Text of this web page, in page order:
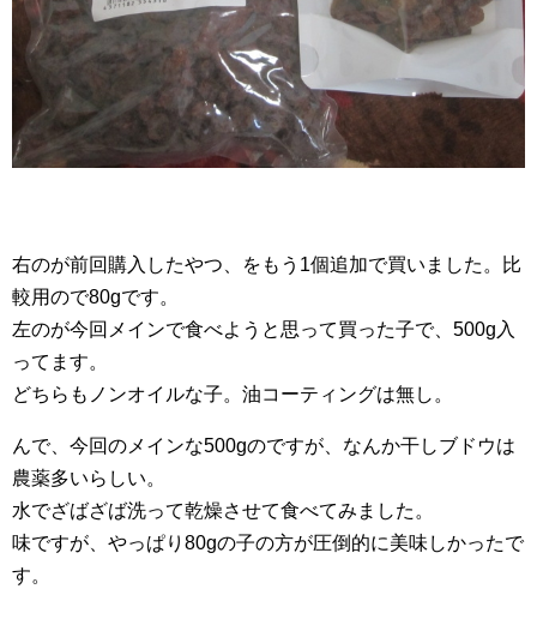
右のが前回購入したやつ、をもう1個追加で買いました。比
較用ので80gです。
左のが今回メインで食べようと思って買った子で、500g入
ってます。
どちらもノンオイルな子。油コーティングは無し。
んで、今回のメインな500gのですが、なんか干しブドウは
農薬多いらしい。
水でざばざば洗って乾燥させて食べてみました。
味ですが、やっぱり80gの子の方が圧倒的に美味しかったで
す。